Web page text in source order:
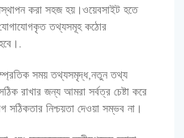
করা সহজ হয়।ওয়েবসাইট হতে
তথ্যসমূহ কঠোর
সময় তথ্যসমৃদ্ধ,নতুন তথ্য
রাখার জন্য আমরা সর্বত্র চেষ্টা করে
নিশ্চয়তা দেওয়া সম্ভব না।